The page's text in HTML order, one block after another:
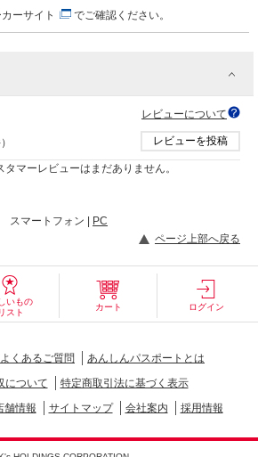
カーサイト でご確認ください。
レビューについて
レビューを投稿
マーレビューはまだありません。
スマートフォン |
PC
ページ上部へ戻る
いもの
リスト
カート ログイン
よくあるご質問
あんしんパスポートとは
について
特定商取引法に基づく表示
舗情報 サイトマップ 会社案内 採用情報